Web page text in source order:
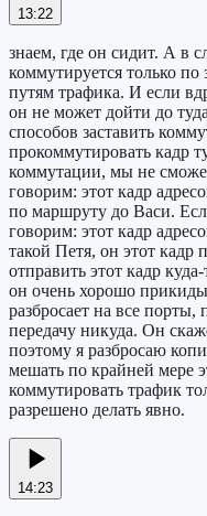
13:22
знаем, где он сидит. А в
коммутируется только
путям трафика. И если
он не может дойти до
способов заставить
прокоммутировать кадр
коммутации, мы не
говорим: этот кадр
по маршруту до Васи.
говорим: этот кадр
такой Петя, он этот кадр
отправить этот кадр
он очень хорошо
разбросает на все порты,
передачу никуда. Он
поэтому я разбросаю
мешать по крайней мере
коммутировать трафик
разрешено делать явно.
14:23